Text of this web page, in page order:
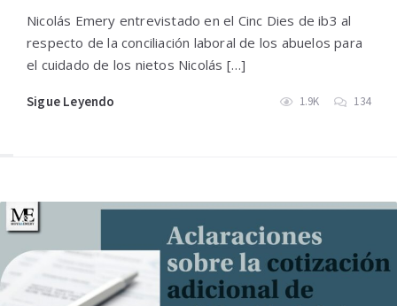
Nicolás Emery entrevistado en el Cinc Dies de ib3 al
respecto de la conciliación laboral de los abuelos para
el cuidado de los nietos Nicolás […]
Sigue Leyendo 1.9K 134